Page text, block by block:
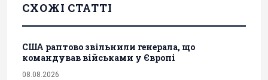
СХОЖІ СТАТТІ
США раптово звільнили генерала, що
командував військами у Європі
08.08.2026